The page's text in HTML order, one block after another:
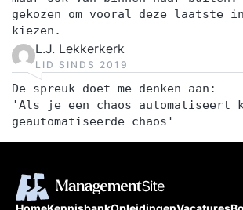
gekozen om vooral deze laatste
kiezen.
L.J. Lekkerkerk
LID SINDS 2019
De spreuk doet me denken aan:
'Als je een chaos automatiseert
geautomatiseerde chaos'